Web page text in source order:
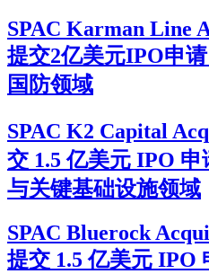
SPAC Karman Line
提交2亿美元IPO申
国防领域
SPAC K2 Capital
交 1.5 亿美元 IPO
与关键基础设施领域
SPAC Bluerock
提交 1.5 亿美元 IPO